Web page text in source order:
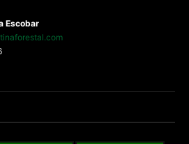
Escobar